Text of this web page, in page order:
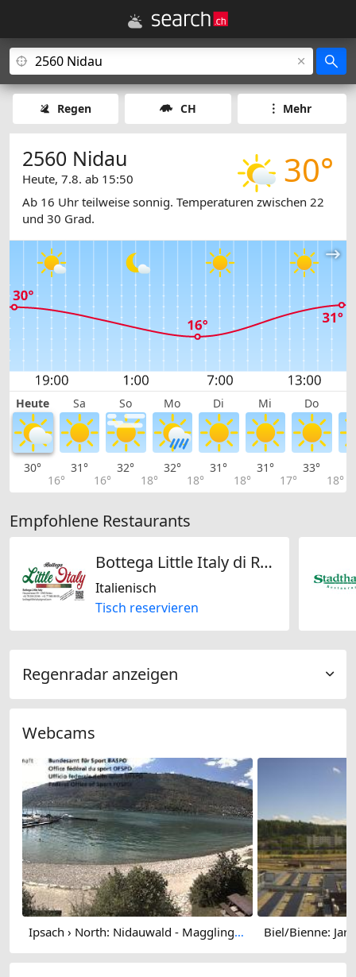
Regen CH Mehr
30°
2560 Nidau
Heute, 7.8. ab 15:50
Ab 16 Uhr teilweise sonnig. Temperaturen zwischen 22
und 30 Grad.
Heute Sa So Mo Di Mi Do
30°
16°
31°
16°
32°
18°
32°
18°
31°
18°
31°
17°
33°
18°
Empfohlene Restaurants
Bottega Little Italy di Raimondi Luca
Italienisch
Tisch reservieren
Regenradar anzeigen
Webcams
Ipsach › North: Nidauwald - Magglingen/Macolin - Lake Biel